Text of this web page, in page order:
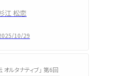
江 松恋
10/29
オルタナティブ」 第6回